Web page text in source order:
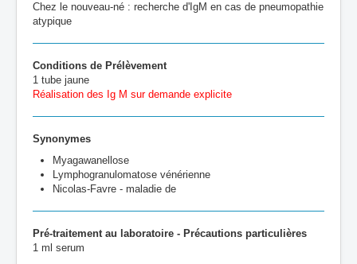
Chez le nouveau-né : recherche d'IgM en cas de pneumopathie
atypique
Conditions de Prélèvement
1 tube jaune
Réalisation des Ig M sur demande explicite
Synonymes
Myagawanellose
Lymphogranulomatose vénérienne
Nicolas-Favre - maladie de
Pré-traitement au laboratoire - Précautions particulières
1 ml serum